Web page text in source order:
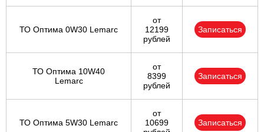
ТО Оптима 0W30 Lemarc
от
12199
рублей
Записаться
ТО Оптима 10W40
Lemarc
от
8399
рублей
Записаться
ТО Оптима 5W30 Lemarc
от
10699
Записаться